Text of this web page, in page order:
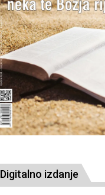
Digitalno izdanje